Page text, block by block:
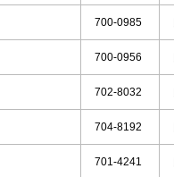
700-0985
700-0956
702-8032
704-8192
701-4241